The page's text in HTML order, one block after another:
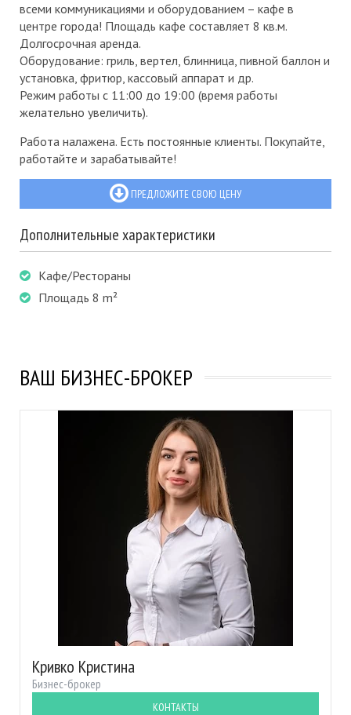
всеми коммуникациями и оборудованием – кафе в
центре города! Площадь кафе составляет 8 кв.м.
Долгосрочная аренда.
Оборудование: гриль, вертел, блинница, пивной баллон и
установка, фритюр, кассовый аппарат и др.
Режим работы с 11:00 до 19:00 (время работы
желательно увеличить).
Работа налажена. Есть постоянные клиенты. Покупайте,
работайте и зарабатывайте!
ПРЕДЛОЖИТЕ СВОЮ ЦЕНУ
Дополнительные характеристики
Кафе/Рестораны
Площадь 8 m²
ВАШ БИЗНЕС-БРОКЕР
Кривко Кристина
Бизнес-брокер
КОНТАКТЫ